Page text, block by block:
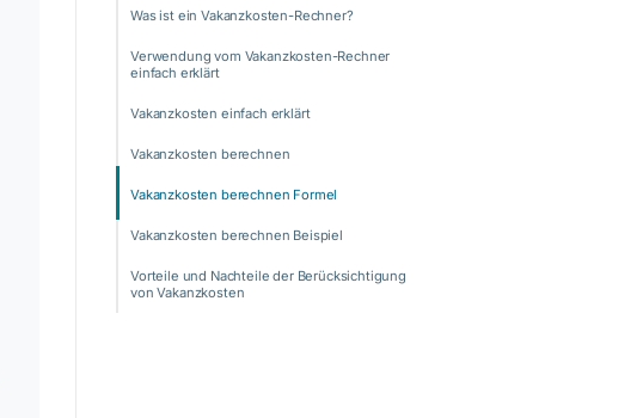
Was ist ein Vakanzkosten-Rechner?
Verwendung vom Vakanzkosten-Rechner
einfach erklärt
Vakanzkosten einfach erklärt
Vakanzkosten berechnen
Vakanzkosten berechnen Formel
Vakanzkosten berechnen Beispiel
Vorteile und Nachteile der Berücksichtigung
von Vakanzkosten